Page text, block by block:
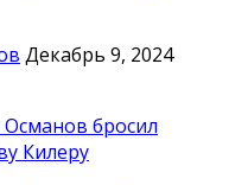
Декабрь 9, 2024